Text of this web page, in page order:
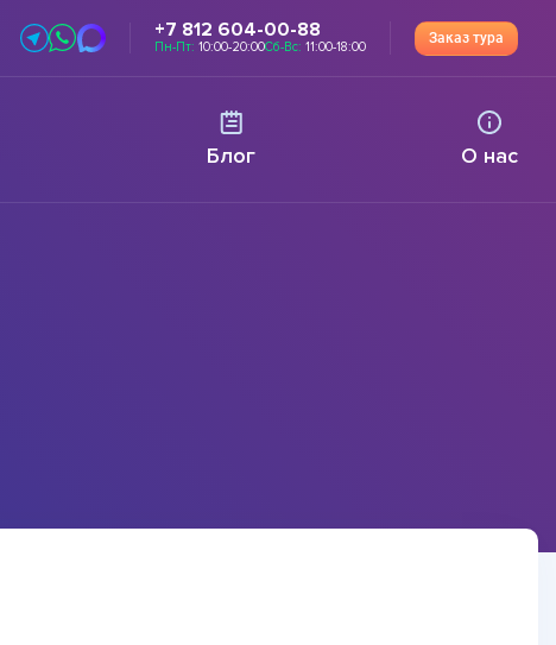
+7 812 604-00-88
Пн-Пт: 10:00-20:00Сб-Вс: 11:00-18:00
Заказ тура
Блог О нас